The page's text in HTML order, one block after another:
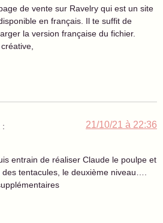
de vente sur Ravelry qui est un site
en français. Il te suffit de
la version française du fichier.
: 21/10/21 à 22:36
entrain de réaliser Claude le poulpe et
tentacules, le deuxième niveau….